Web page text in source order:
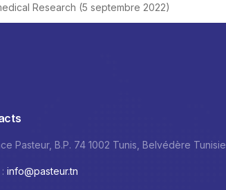
Research (5 septembre 2022)
Pasteur, B.P. 74 1002 Tunis, Belvédère Tunisie
info@pasteur.tn